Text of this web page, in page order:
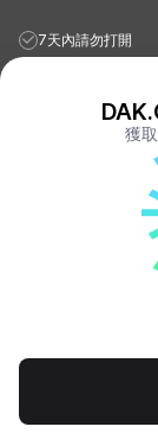
League of
Teamfight
Eternal Return
Genshin Impact
Terms of Service
© All Rights
logos are
7天內請勿打開
獲